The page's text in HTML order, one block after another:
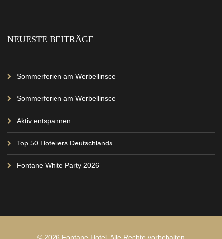
NEUESTE BEITRÄGE
Sommerferien am Werbellinsee
Sommerferien am Werbellinsee
Aktiv entspannen
Top 50 Hoteliers Deutschlands
Fontane White Party 2026
© 2026 Fontane Hotel. Alle Rechte vorbehalten